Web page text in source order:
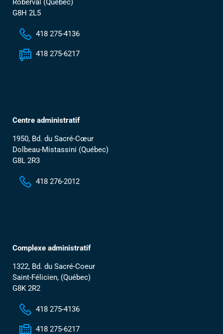
Roberval (Québec)
G8H 2L5
418 275-4136
418 275-6217
Centre administratif
1950, Bd. du Sacré-Cœur
Dolbeau-Mistassini (Québec)
G8L 2R3
418 276-2012
Complexe administratif
1322, Bd. du Sacré-Coeur
Saint-Félicien, (Québec)
G8K 2R2
418 275-4136
418 275-6217